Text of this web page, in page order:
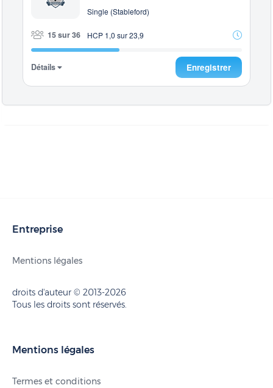
Single (Stableford)
15 sur 36 HCP 1,0 sur 23,9
Détails Enregistrer
Entreprise
Mentions légales
droits d'auteur © 2013-2026
Tous les droits sont réservés.
Mentions légales
Termes et conditions